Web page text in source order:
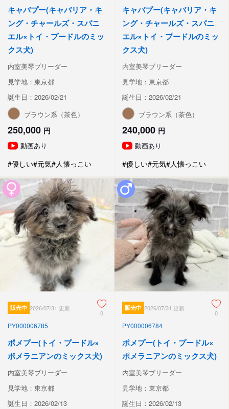
キャバプー(キャバリア・キ
ング・チャールズ・スパニ
エル×トイ・プードルのミッ
クス犬)
内室美琴ブリーダー
見学地：東京都
誕生日：2026/02/21
ブラウン系（茶色）
250,000 円
動画あり
#優しい#元気#人懐っこい
キャバプー(キャバリア・キ
ング・チャールズ・スパニ
エル×トイ・プードルのミッ
クス犬)
内室美琴ブリーダー
見学地：東京都
誕生日：2026/02/21
ブラウン系（茶色）
240,000 円
動画あり
#優しい#元気#人懐っこい
販売中 2026/07/31 更新
0
PY000006785
ポメプー(トイ・プードル×
ポメラニアンのミックス犬)
内室美琴ブリーダー
見学地：東京都
誕生日：2026/02/13
販売中 2026/07/31 更新
0
PY000006784
ポメプー(トイ・プードル×
ポメラニアンのミックス犬)
内室美琴ブリーダー
見学地：東京都
誕生日：2026/02/13